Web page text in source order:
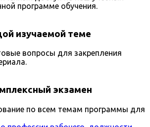
программе обучения.
изучаемой теме
вопросы для закрепления
экзамен
по всем темам программы для